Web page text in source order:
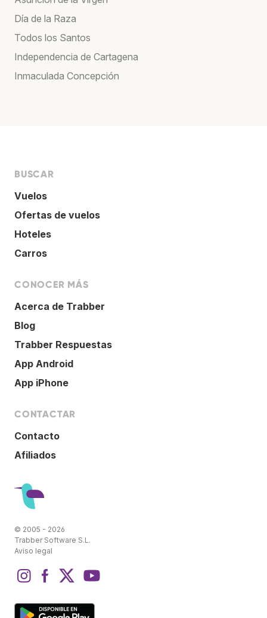
Día de la Raza
Todos los Santos
Independencia de Cartagena
Inmaculada Concepción
BUSCAR
Vuelos
Ofertas de vuelos
Hoteles
Carros
CONOCER MÁS
Acerca de Trabber
Blog
Trabber Respuestas
App Android
App iPhone
CONTACTAR
Contacto
Afiliados
© 2005 - 2026
Trabber Software S.L.
Aviso legal